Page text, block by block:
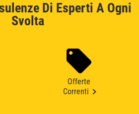
Di Esperti A Ogni
Svolta
Offerte
Correnti